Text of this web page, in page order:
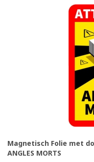
Magnetisch Folie met
ANGLES MORTS